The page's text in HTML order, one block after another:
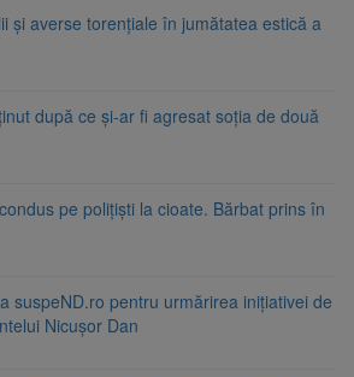
și averse torențiale în jumătatea estică a
după ce și-ar fi agresat soția de două
pe polițiști la cioate. Bărbat prins în
suspeND.ro pentru urmărirea inițiativei de
Nicușor Dan